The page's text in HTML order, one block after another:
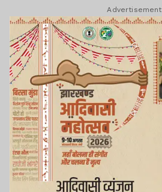
Advertisement